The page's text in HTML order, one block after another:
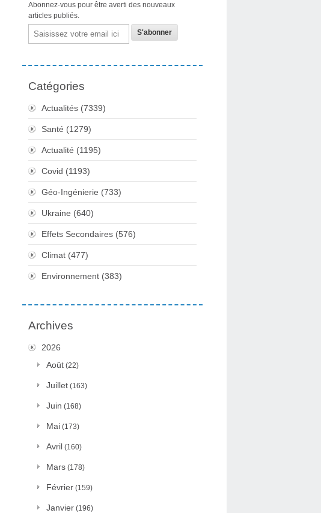
Abonnez-vous pour être averti des nouveaux
articles publiés.
Email
Catégories
Actualités (7339)
Santé (1279)
Actualité (1195)
Covid (1193)
Géo-Ingénierie (733)
Ukraine (640)
Effets Secondaires (576)
Climat (477)
Environnement (383)
Archives
2026
Août (22)
Juillet (163)
Juin (168)
Mai (173)
Avril (160)
Mars (178)
Février (159)
Janvier (196)